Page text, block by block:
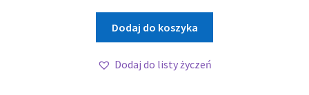
Dodaj do koszyka
Dodaj do listy życzeń